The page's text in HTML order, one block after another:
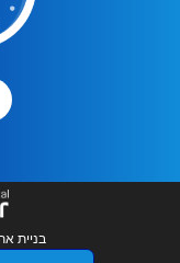
בניית